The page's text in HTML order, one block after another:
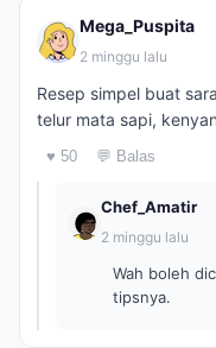
Mega_Puspita
2 minggu lalu
Resep simpel buat
telur mata sapi,
♥ 50 💬 Balas
Chef_Amatir
2 minggu lalu
Wah boleh
tipsnya.